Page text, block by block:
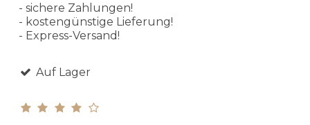
- sichere Zahlungen!
- kostengünstige Lieferung!
- Express-Versand!
Auf Lager